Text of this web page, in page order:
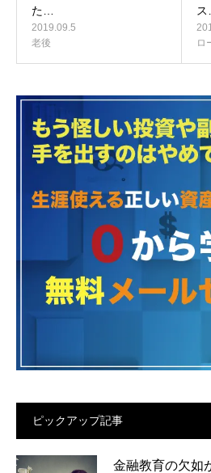
た…
2019.09.5
老後
ス
ロ
ピックアップ記事
金融教育の欠如